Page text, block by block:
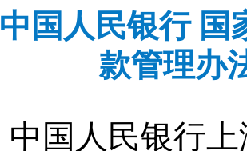
中国人民银行 国
款管理办
中国人民银行